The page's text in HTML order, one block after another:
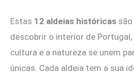
Estas 12 aldeias históricas
descobrir o interior de
cultura e a natureza se unem
únicas. Cada aldeia tem a sua